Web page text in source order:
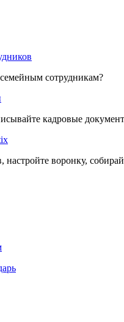
сотрудникам?
кадровые
настройте воронку,